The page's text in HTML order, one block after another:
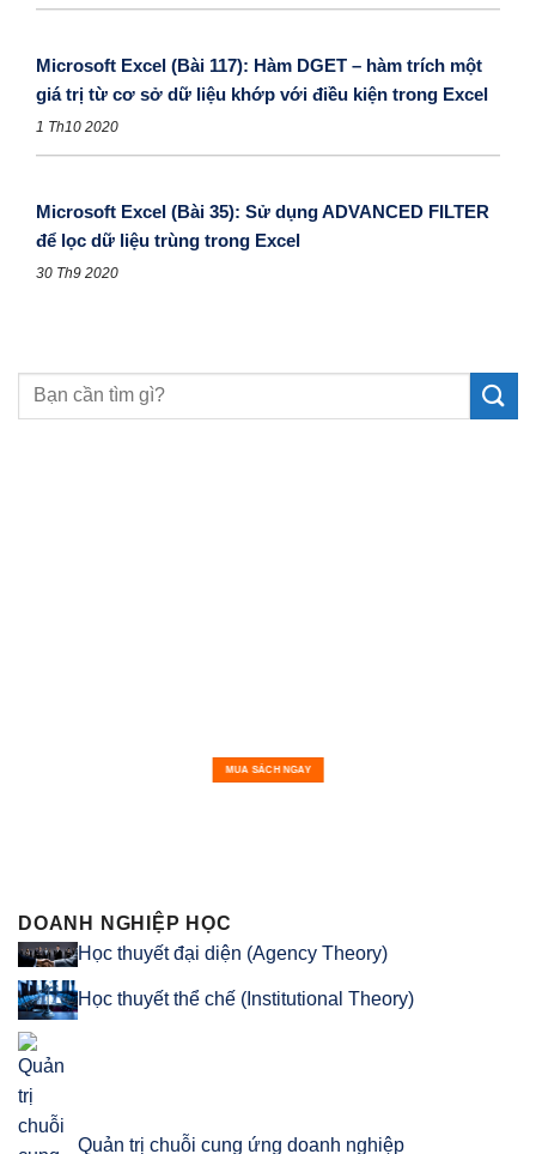
Microsoft Excel (Bài 117): Hàm DGET – hàm trích một
giá trị từ cơ sở dữ liệu khớp với điều kiện trong Excel
1 Th10 2020
Microsoft Excel (Bài 35): Sử dụng ADVANCED FILTER
để lọc dữ liệu trùng trong Excel
30 Th9 2020
MUA SÁCH NGAY
DOANH NGHIỆP HỌC
Học thuyết đại diện (Agency Theory)
Học thuyết thể chế (Institutional Theory)
Quản trị chuỗi cung ứng doanh nghiệp